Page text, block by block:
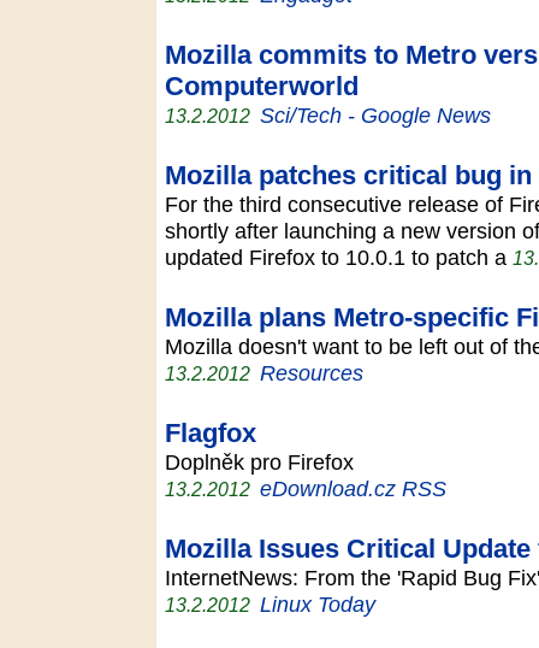
Mozilla commits to Metro
Computerworld
13.2.2012 Sci/Tech - Google News
Mozilla patches critical bug
For the third consecutive release of
shortly after launching a new version
updated Firefox to 10.0.1 to patch a
Mozilla plans Metro-specific
Mozilla doesn't want to be left out of
13.2.2012 Resources
Flagfox
Doplněk pro Firefox
13.2.2012 eDownload.cz RSS
Mozilla Issues Critical
InternetNews: From the 'Rapid Bug
13.2.2012 Linux Today